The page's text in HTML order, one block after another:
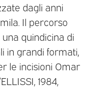
dagli anni
Il percorso
quindicina di
in grandi formati,
le incisioni Omar
1984,